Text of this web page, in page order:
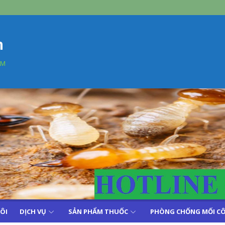
DỊCH VỤ SẢN PHẨM THUỐC PHÒNG CHỐNG MỐI